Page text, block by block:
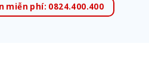
miễn phí: 0824.400.400